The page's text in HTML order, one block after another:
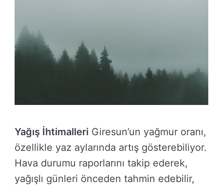
Yağış İhtimalleri Giresun’un yağmur oranı,
özellikle yaz aylarında artış gösterebiliyor.
Hava durumu raporlarını takip ederek,
yağışlı günleri önceden tahmin edebilir,